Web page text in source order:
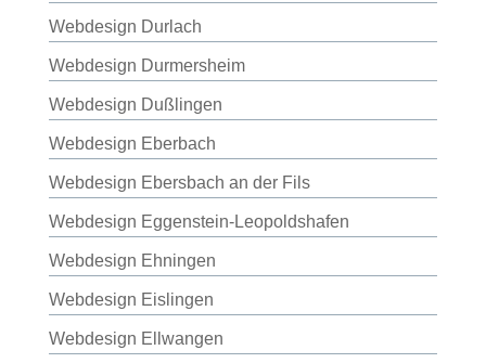
Webdesign Durlach
Webdesign Durmersheim
Webdesign Dußlingen
Webdesign Eberbach
Webdesign Ebersbach an der Fils
Webdesign Eggenstein-Leopoldshafen
Webdesign Ehningen
Webdesign Eislingen
Webdesign Ellwangen